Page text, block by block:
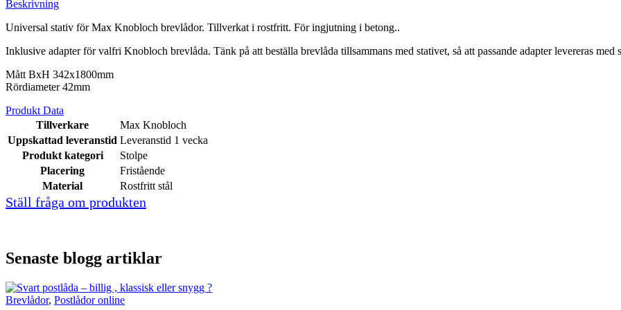
Beskrivning
Universal stativ för Max Knobloch brevlådor. Tillverkat i rostfritt. För ingjutning i betong..
Inklusive adapter för valfri Knobloch brevlåda. Tänk på att beställa brevlåda tillsammans med stativet, så att passande adapter levereras med
Mått BxH 342x1800mm
Rördiameter 42mm
Produkt Data
Tillverkare
Max Knobloch
Uppskattad leveranstid Leveranstid 1 vecka
Produkt kategori
Stolpe
Placering
Fristående
Material
Rostfritt stål
Ställ fråga om produkten
Senaste blogg artiklar
Brevlådor, Postlådor online